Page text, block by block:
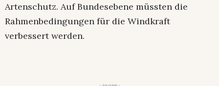
Artenschutz. Auf Bundesebene müssten die
Rahmenbedingungen für die Windkraft
verbessert werden.
- Anzeige -